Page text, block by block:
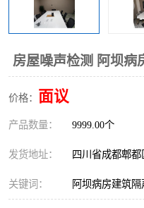
房屋噪声检测 阿坝病
价格： 面议
产品数量： 9999.00个
发货地址： 四川省成都郫都
关键词： 阿坝病房建筑